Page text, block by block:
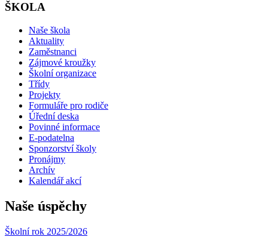
ŠKOLA
Naše škola
Aktuality
Zaměstnanci
Zájmové kroužky
Školní organizace
Třídy
Projekty
Formuláře pro rodiče
Úřední deska
Povinné informace
E-podatelna
Sponzorství školy
Pronájmy
Archív
Kalendář akcí
Naše úspěchy
Školní rok 2025/2026